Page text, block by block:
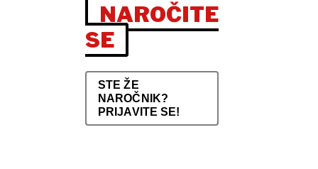
NAROČITE
SE
STE ŽE
NAROČNIK?
PRIJAVITE SE!